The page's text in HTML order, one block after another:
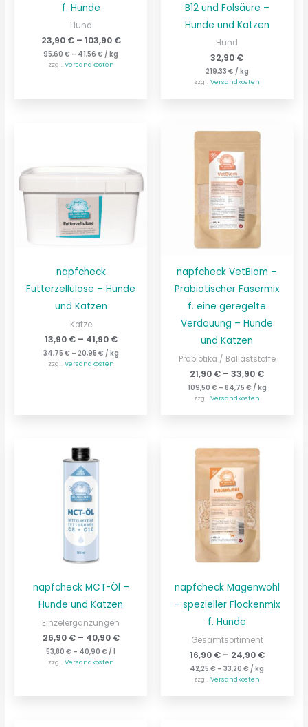
f. Hunde
Hund
23,90 €– 103,90 €
95,60€ – 41,56€ / kg
zzgl. Versandkosten
B12 und Folsäure –
Hunde und Katzen
Hund
32,90 €
219,33 € / kg
zzgl.Versandkosten
napfcheck
Futterzellulose – Hunde
und Katzen
Katze
13,90 €– 41,90 €
34,75 € – 20,95 € / kg
zzgl. Versandkosten
napfcheck VetBiom –
Präbiotischer Fasermix
f. eine geregelte
Verdauung – Hunde
und Katzen
Präbiotika / Ballaststoffe
21,90 € –33,90 €
109,50 € – 84,75 € / kg
zzgl.Versandkosten
napfcheck MCT-Öl –
Hunde und Katzen
Einzelergänzungen
26,90 €– 40,90 €
53,80€ – 40,90€ /l
zzgl. Versandkosten
napfcheck Magenwohl
– spezieller Flockenmix
f. Hunde
Gesamtsortiment
16,90 €– 24,90 €
42,25€ –33,20€ /kg
zzgl.Versandkosten